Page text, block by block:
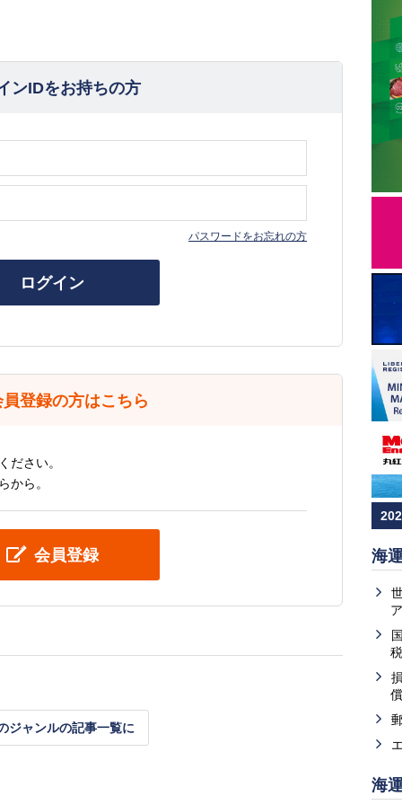
ンIDをお持ちの方
パスワードをお忘れの方
ログイン
登録の方はこちら
ださい。
から。
会員登録
ジャンルの記事一覧に
海
海